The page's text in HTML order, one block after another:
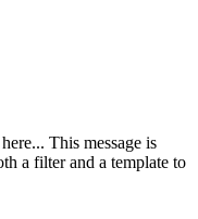
This message is
a filter and a template to